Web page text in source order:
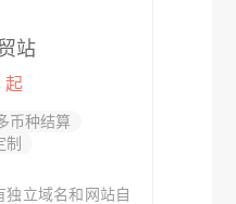
站
起
币种结算
制
独立域名和网站自